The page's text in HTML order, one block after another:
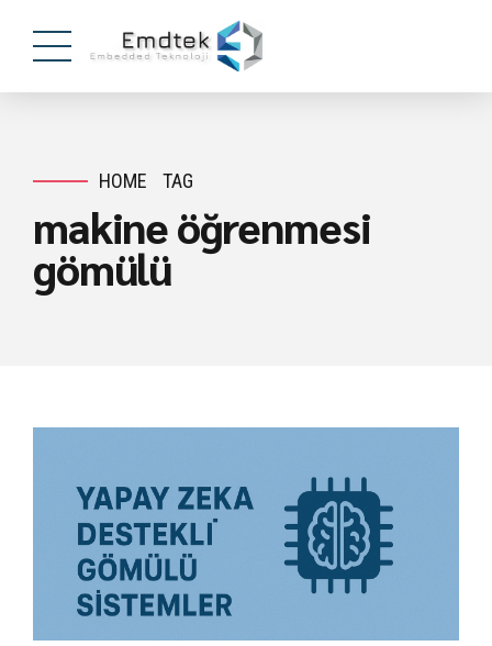
HOME TAG
makine öğrenmesi
gömülü